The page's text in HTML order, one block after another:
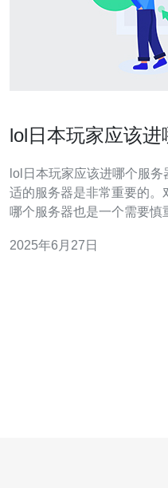
lol日本玩家应该进
lol日本玩家应该进哪个服务器？ 作为一名lol玩家，
适的服务器是非常重要的。
哪个服务器也是一个需要慎
虑服务器的延迟。延迟是影
2025年6月27日